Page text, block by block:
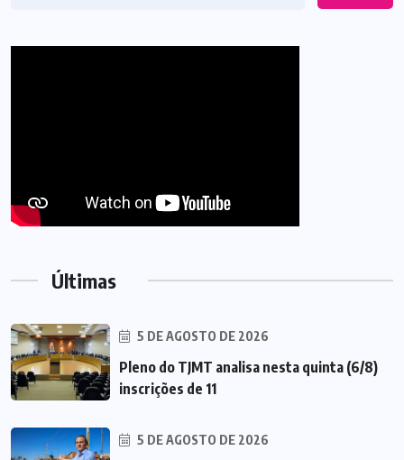
Últimas
5 DE AGOSTO DE 2026
Pleno do TJMT analisa nesta quinta (6/8)
inscrições de 11
5 DE AGOSTO DE 2026